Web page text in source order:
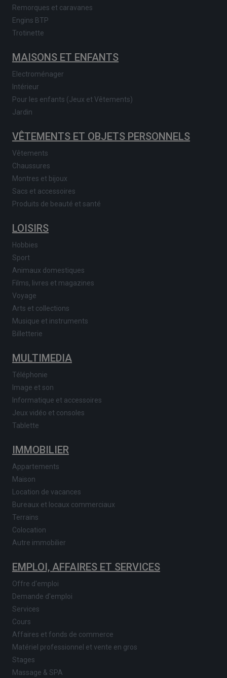
Remorques et caravanes
Engins BTP
Trotinette
MAISONS ET ENFANTS
Electroménager
Intérieur
Pour les enfants (Jeux et Vêtements)
Jardin
VÊTEMENTS ET OBJETS PERSONNELS
Vêtements
Chaussures
Montres et bijoux
Sacs et accessoires
Produits de beauté et santé
LOISIRS
Hobbies
Sport
Animaux domestiques
Films, livres et magazines
Voyage
Arts et collections
Musique et instruments
Billetterie
MULTIMEDIA
Téléphonie
Image et son
Informatique et accessoires
Jeux vidéo et consoles
Tablette
IMMOBILIER
Appartements
Maison
Location de vacances
Bureaux et locaux commerciaux
Terrains
Colocation
Autre immobilier
EMPLOI, AFFAIRES ET SERVICES
Offre d'emploi
Demande d'emploi
Services
Cours
Affaires et fonds de commerce
Matériel professionnel et vente en gros
Stages
Massage & SPA